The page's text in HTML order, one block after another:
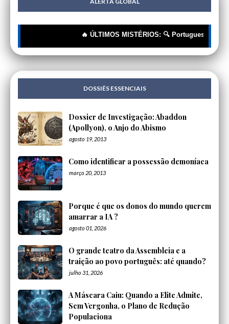
🔥 ÚLTIMOS MISTÉRIOS: 🔍 Portugueses: A
DOSSIÊS ESSENCIAIS
Dossier de Investigação: Abaddon
(Apollyon), o Anjo do Abismo
agosto 19, 2013
Como identificar a possessão demoníaca
março 20, 2013
Porque é que os donos do mundo querem
amarrar a IA ?
agosto 01, 2026
O grande teatro da Assembleia e a
traição ao povo português: até quando?
julho 31, 2026
A Máscara Caiu: Quando a Elite Admite,
Sem Vergonha, o Plano de Redução
Populaciona